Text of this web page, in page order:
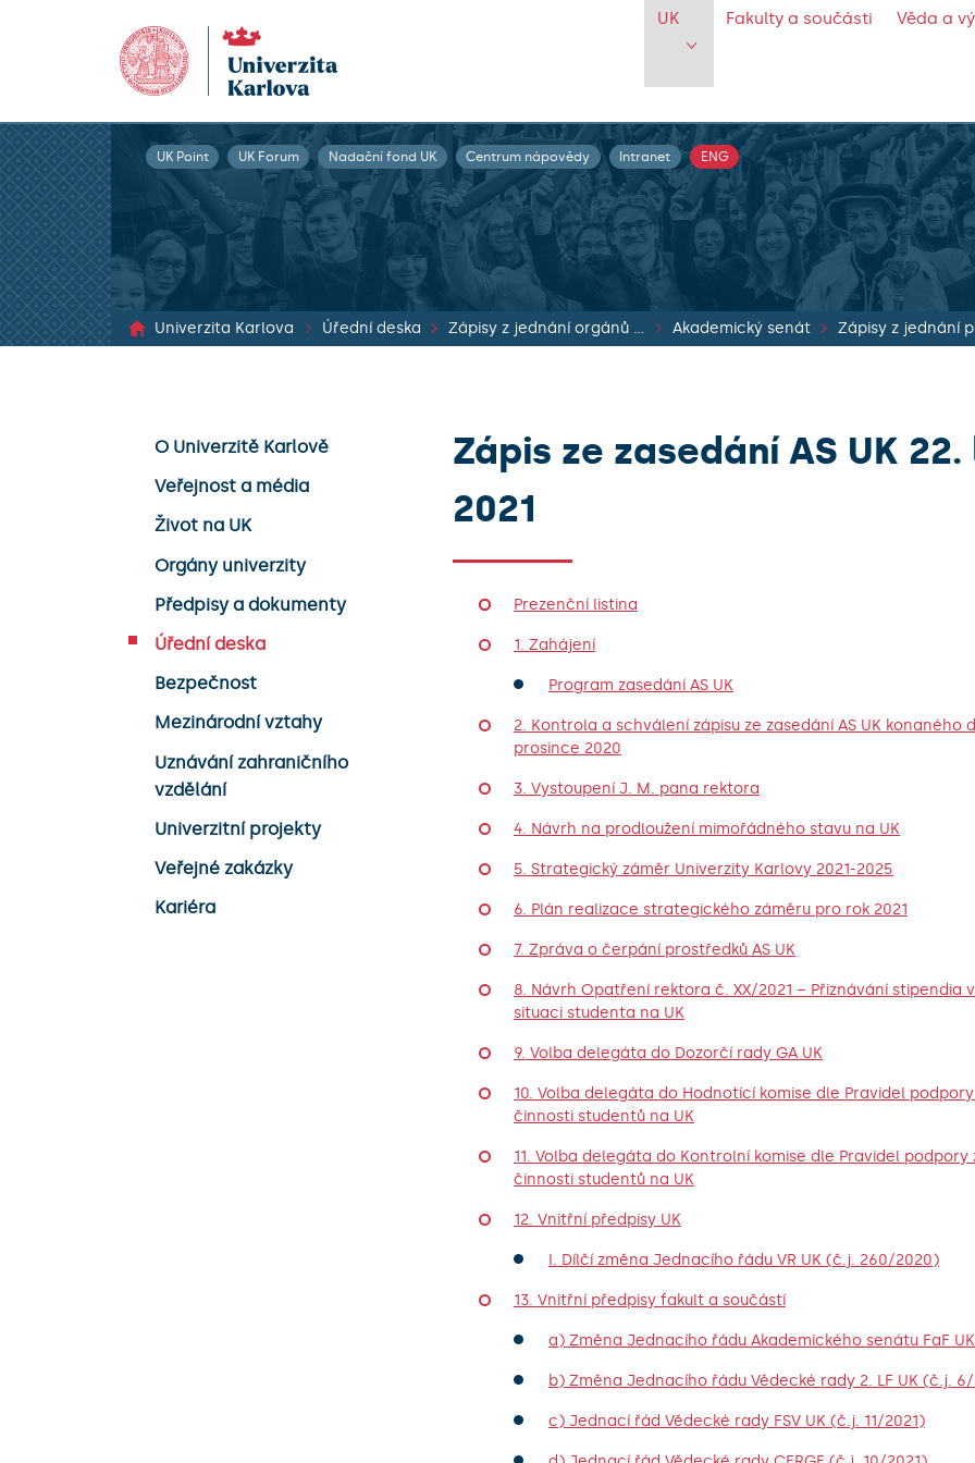
UK Fakulty a součásti Věda a
UK Point UK Forum Nadační fond UK Centrum nápovědy Intranet ENG
Univerzita Karlova Úřední deska Zápisy z jednání orgánů UK Akademický senát
O Univerzitě Karlově
Veřejnost a média
Život na UK
Orgány univerzity
Předpisy a dokumenty
Úřední deska
Bezpečnost
Mezinárodní vztahy
Uznávání zahraničního
vzdělání
Univerzitní projekty
Veřejné zakázky
Kariéra
Zápis ze zasedání AS UK
2021
Prezenční listina
1. Zahájení
Program zasedání AS UK
2. Kontrola a schválení zápisu ze zasedání AS UK konaného
prosince 2020
3. Vystoupení J. M. pana rektora
4. Návrh na prodloužení mimořádného stavu na UK
5. Strategický záměr Univerzity Karlovy 2021-2025
6. Plán realizace strategického záměru pro rok 2021
7. Zpráva o čerpání prostředků AS UK
8. Návrh Opatření rektora č. XX/2021 – Přiznávání stipendia
situaci studenta na UK
9. Volba delegáta do Dozorčí rady GA UK
10. Volba delegáta do Hodnotící komise dle Pravidel
činnosti studentů na UK
11. Volba delegáta do Kontrolní komise dle Pravidel podpory
činnosti studentů na UK
12. Vnitřní předpisy UK
I. Dílčí změna Jednacího řádu VR UK (č.j. 260/2020)
13. Vnitřní předpisy fakult a součástí
a) Změna Jednacího řádu Akademického senátu FaF
b) Změna Jednacího řádu Vědecké rady 2. LF UK (č.j. 6/
c) Jednací řád Vědecké rady FSV UK (č.j. 11/2021)